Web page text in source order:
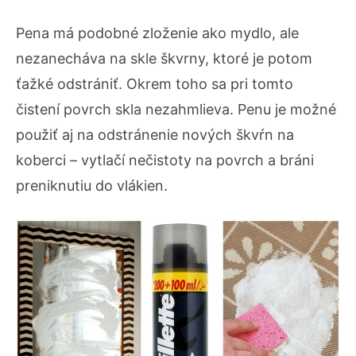
Pena má podobné zloženie ako mydlo, ale
nezanecháva na skle škvrny, ktoré je potom
ťažké odstrániť. Okrem toho sa pri tomto
čistení povrch skla nezahmlieva. Penu je možné
použiť aj na odstránenie nových škvŕn na
koberci – vytlačí nečistoty na povrch a bráni
preniknutiu do vlákien.